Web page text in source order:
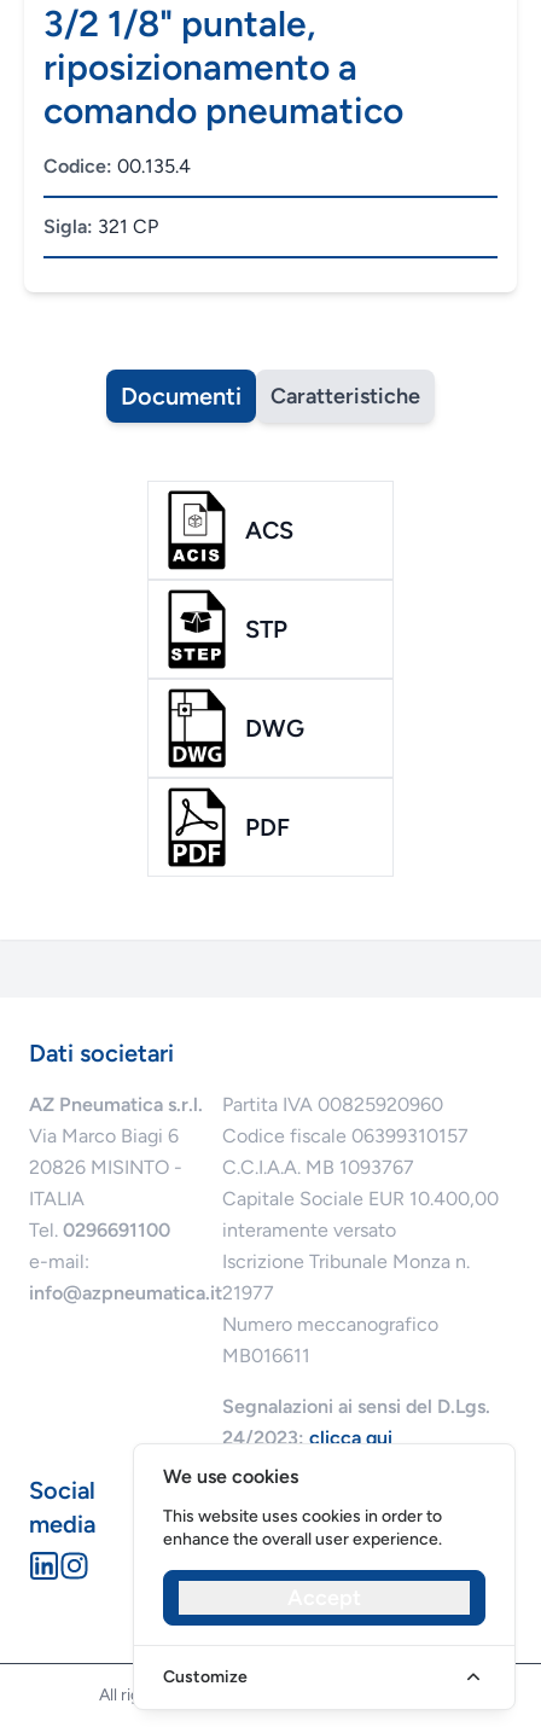
3/2 1/8" puntale,
riposizionamento a
comando pneumatico
Codice: 00.135.4
Sigla: 321 CP
Documenti Caratteristiche
ACS
STP
DWG
PDF
Dati societari
AZ Pneumatica s.r.l.
Via Marco Biagi 6
20826 MISINTO -
ITALIA
Tel. 0296691100
e-mail:
info@azpneumatica.it
Partita IVA 00825920960
Codice fiscale 06399310157
C.C.I.A.A. MB 1093767
Capitale Sociale EUR 10.400,00
interamente versato
Iscrizione Tribunale Monza n.
21977
Numero meccanografico
MB016611
Segnalazioni ai sensi del D.Lgs.
24/2023:clicca qui
Social
media
Riservatezza dei datiCookies
All rights reserved - AZ Pneumatica srl ​​©2026
We use cookies
This website uses cookies in order to
enhance the overall user experience.
Customize